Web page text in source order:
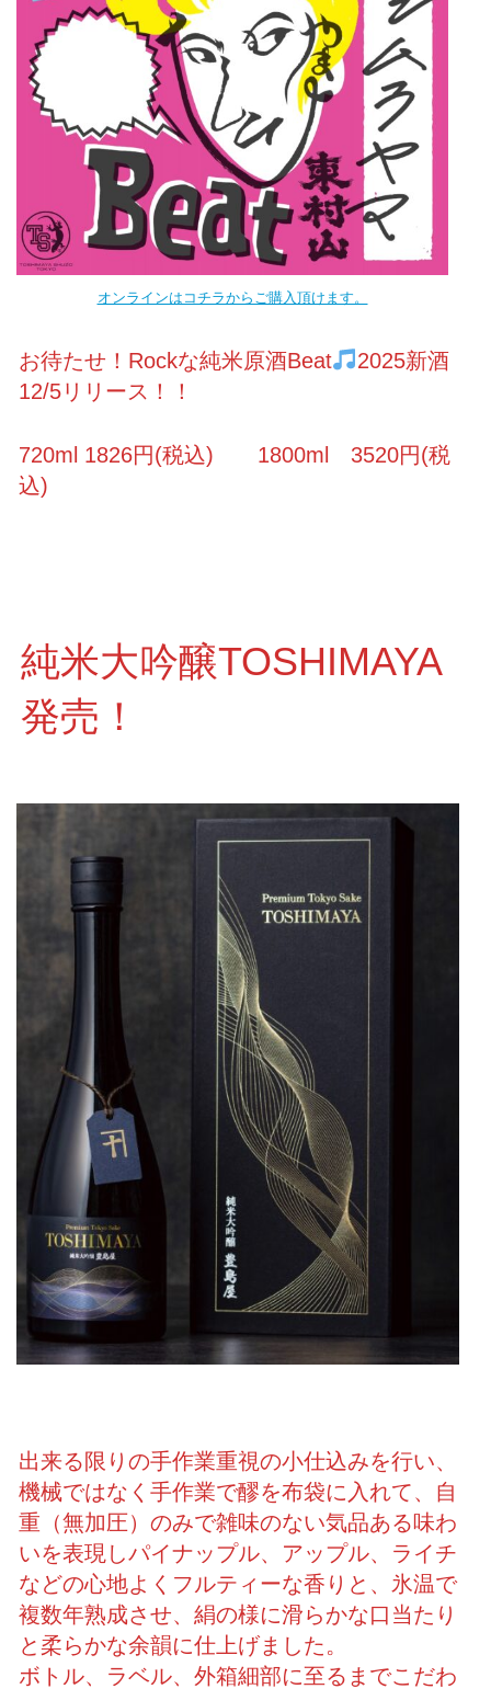
オンラインはコチラからご購入頂けます。
お待たせ！Rockな純米原酒Beat
2025新酒
12/5リリース！！
720ml 1826円(税込) 1800ml 3520円(税
込)
純米大吟醸TOSHIMAYA
発売！
出来る限りの手作業重視の小仕込みを行い、
機械ではなく手作業で醪を布袋に入れて、自
重（無加圧）のみで雑味のない気品ある味わ
いを表現しパイナップル、アップル、ライチ
などの心地よくフルティーな香りと、氷温で
複数年熟成させ、絹の様に滑らかな口当たり
と柔らかな余韻に仕上げました。
ボトル、ラベル、外箱細部に至るまでこだわ